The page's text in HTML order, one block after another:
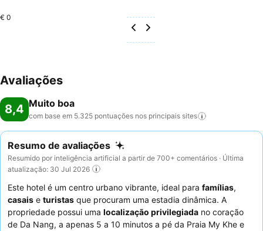
€ 0
Avaliações
8,4 Muito boa
com base em 5.325 pontuações nos principais sites
Resumo de avaliações
Resumido por inteligência artificial a partir de 700+ comentários · Última
atualização: 30 Jul 2026
Este hotel é um centro urbano vibrante, ideal para famílias,
casais e turistas que procuram uma estadia dinâmica. A
propriedade possui uma localização privilegiada no coração
de Da Nang, a apenas 5 a 10 minutos a pé da Praia My Khe e